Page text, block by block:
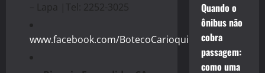
– Lapa |Tel: 2252-3025
www.facebook.com/BotecoCarioquinha/
Quando o
ônibus não
cobra
passagem:
como uma